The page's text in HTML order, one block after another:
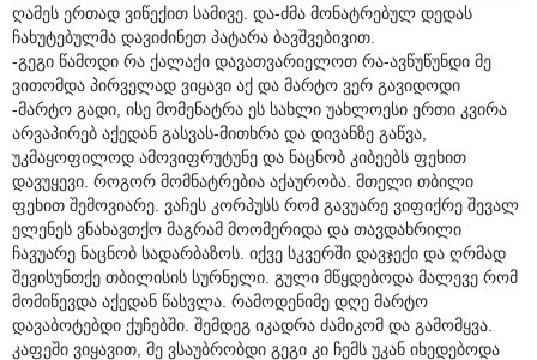
ღამეს ერთად ვიწექით სამივე. და-ძმა მონატრებულ დედას
ჩახუტებულმა დავიძინეთ პატარა ბავშვებივით.
-გეგი წამოდი რა ქალაქი დავათვარიელოთ რა-ავწუწუნდი მე
ვითომდა პირველად ვიყავი აქ და მარტო ვერ გავიდოდი
-მარტო გადი, ისე მომენატრა ეს სახლი უახლოესი ერთი კვირა
არვაპირებ აქედან გასვას-მითხრა და დივანზე გაწვა,
უკმაყოფილოდ ამოვიფრუტუნე და ნაცნობ კიბეებს ფეხით
დავუყევი. როგორ მომნატრებია აქაურობა. მთელი თბილი
ფეხით შემოვიარე. ვაჩეს კორპუსს რომ გავუარე ვიფიქრე შევალ
ელენეს ვნახავთქო მაგრამ მოომერიდა და თავდახრილი
ჩავუარე ნაცნობ სადარბაზოს. იქვე სკვერში დავჯექი და ღრმად
შევისუნთქე თბილისის სურნელი. გული მწყდებოდა მალევე რომ
მომიწევდა აქედან წასვლა. რამოდენიმე დღე მარტო
დავაბოტებდი ქუჩებში. შემდეგ იკადრა ძამიკომ და გამომყვა.
კაფეში ვიყავით, მე ვსაუბრობდი გეგი კი ჩემს უკან იხედებოდა